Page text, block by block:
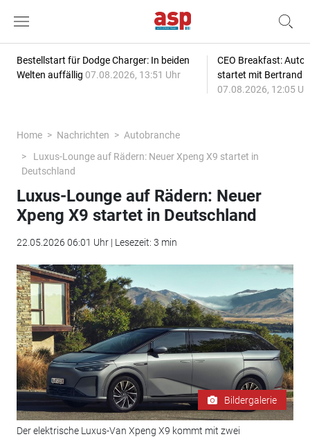
Bestellstart für Dodge Charger: In beiden
Welten auffällig 07.08.2026, 13:51 Uhr
CEO Breakfast:
startet mit Bertrand
07.08.2026, 12:05
Home Nachrichten
Autobranche
Luxus-Lounge auf Rädern: Neuer Xpeng X9 startet in
Deutschland
Luxus-Lounge auf Rädern: Neuer
Xpeng X9 startet in Deutschland
22.05.2026 06:01 Uhr | Lesezeit: 3 min
Bildergalerie
Der elektrische Luxus-Van Xpeng X9 kommt mit zwei